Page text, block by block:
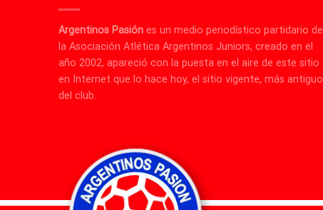
Argentinos Pasión es un medio periodístico partidario de
la Asociación Atlética Argentinos Juniors, creado en el
año 2002, apareció con la puesta en el aire de este sitio
en Internet que lo hace hoy, el sitio vigente, más antiguo
del club.